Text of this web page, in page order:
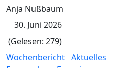
Anja Nußbaum
30. Juni 2026
(Gelesen: 279)
Wochenbericht Aktuelles